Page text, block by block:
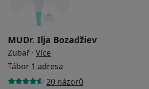
MUDr. Ilja Bozadžiev
Zubař · Více
Tábor 1 adresa
20 názorů